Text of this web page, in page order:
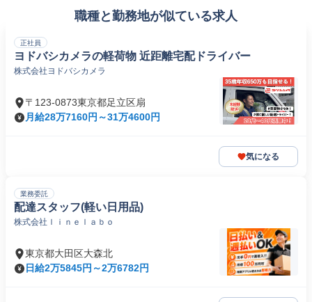
職種と勤務地が似ている求人
正社員
ヨドバシカメラの軽荷物 近距離宅配ドライバー
株式会社ヨドバシカメラ
〒123-0873東京都足立区扇
月給28万7160円～31万4600円
気になる
業務委託
配達スタッフ(軽い日用品)
株式会社ｌｉｎｅｌａｂｏ
東京都大田区大森北
日給2万5845円～2万6782円